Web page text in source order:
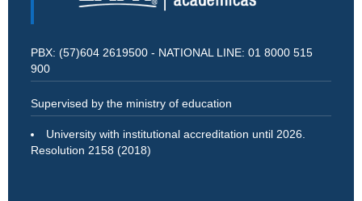
PBX: (57)604 2619500 - NATIONAL LINE: 01 8000 515
900
Supervised by the ministry of education
University with institutional accreditation until 2026.
Resolution 2158 (2018)